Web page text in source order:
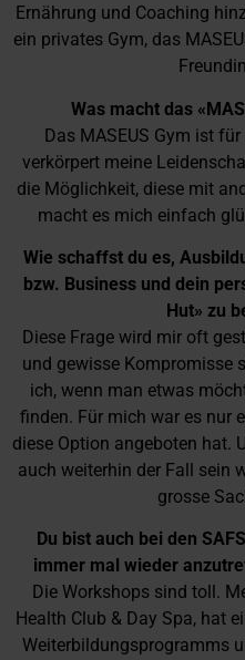
Ernährung und Coaching
ein privates Gym, das
Was macht das
Das MASEUS Gym ist
verkörpert meine
die Möglichkeit, diese mit
macht es mich einfach
Wie schaffst du es,
bzw. Business und dein
Hut» zu
Diese Frage wird mir oft
und gewisse Kompromisse
ich, wenn man etwas
finden. Für mich war es nur
diese Option angeboten hat.
auch weiterhin der Fall sein
grosse
Du bist auch bei den
immer mal wieder
Die Workshops sind toll.
Health Club & Day Spa, hat
Weiterbildungsprogramms